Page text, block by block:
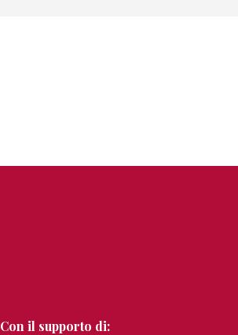
Con il supporto di: